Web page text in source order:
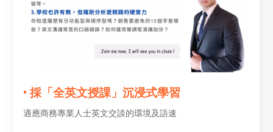
• 採「全英文授課」沉浸式學習
適應商務專業人士英文交談的環境及語速